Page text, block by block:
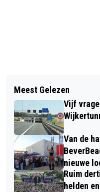
BOATS FOR
ON THE SIGN)
FILMKLASSIEKER
Meest Gelezen
Vijf
Van de
nieuwe
Ruim
helden